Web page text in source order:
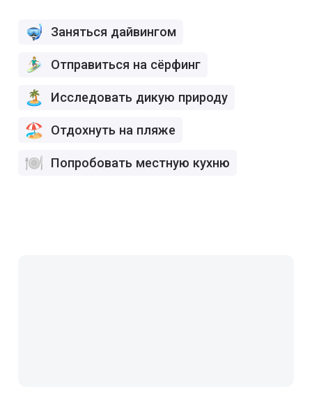
Заняться дайвингом
Отправиться на сёрфинг
Исследовать дикую природу
Отдохнуть на пляже
Попробовать местную кухню